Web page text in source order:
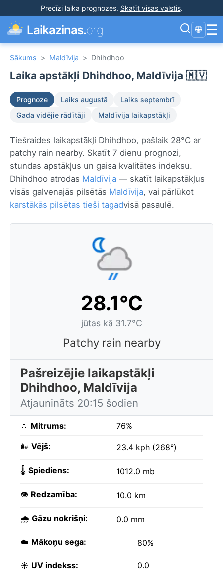
Precīzi laika prognozes. Skatīt visas valstis.
Laikazinas.org 🌐 ☰
Sākums > Maldīvija > Dhihdhoo
Laika apstākļi Dhihdhoo, Maldīvija 🇲🇻
Prognoze Laiks augustā
Laiks septembrī
Gada vidējie rādītāji
Maldīvija laikapstākļi
Tiešraides laikapstākļi Dhihdhoo, pašlaik 28°C ar
patchy rain nearby. Skatīt 7 dienu prognozi,
stundas apstākļus un gaisa kvalitātes indeksu.
Dhihdhoo atrodas Maldīvija — skatīt laikapstākļus
visās galvenajās pilsētās Maldīvija, vai pārlūkot
karstākās pilsētas tieši tagadvisā pasaulē.
28.1°C
jūtas kā 31.7°C
Patchy rain nearby
Pašreizējie laikapstākļi
Dhihdhoo, Maldīvija
Atjaunināts 20:15 šodien
💧 Mitrums: 76%
🌬️ Vējš: 23.4 kph (268°)
🌡️ Spiediens: 1012.0 mb
👁️ Redzamība: 10.0 km
🌧️ Gāzu nokrišņi: 0.0 mm
☁️ Mākoņu sega: 80%
☀️ UV indekss: 0.0